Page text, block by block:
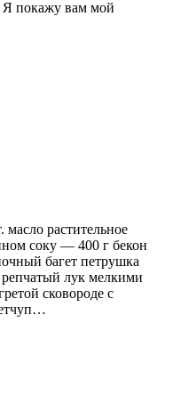
Я покажу вам мой
растительное
соку — 400 г бекон
багет петрушка
лук мелкими
сковороде с